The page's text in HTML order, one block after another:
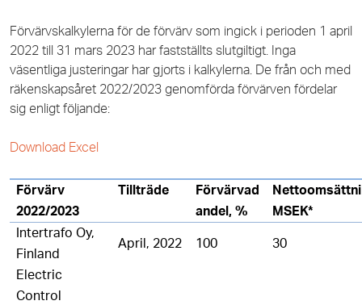
Förvärvskalkylerna för de förvärv som ingick i perioden 1 april
2022 till 31 mars 2023 har fastställts slutgiltigt. Inga
väsentliga justeringar har gjorts i kalkylerna. De från och med
räkenskapsåret 2022/2023 genomförda förvärven fördelar
sig enligt följande:
Download Excel
Förvärv
2022/2023
Tillträde
Förvärvad
andel, %
MSEK*
Intertrafo Oy,
Finland
April, 2022 100 30
Electric
Control